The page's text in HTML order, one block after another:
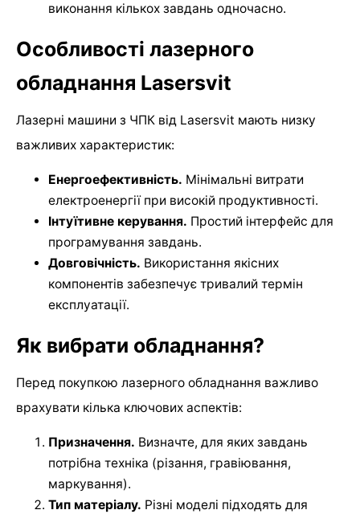
виконання кількох завдань одночасно.
Особливості лазерного
обладнання Lasersvit
Лазерні машини з ЧПК від Lasersvit мають низку
важливих характеристик:
Енергоефективність. Мінімальні витрати
електроенергії при високій продуктивності.
Інтуїтивне керування. Простий інтерфейс для
програмування завдань.
Довговічність. Використання якісних
компонентів забезпечує тривалий термін
експлуатації.
Як вибрати обладнання?
Перед покупкою лазерного обладнання важливо
врахувати кілька ключових аспектів:
Призначення. Визначте, для яких завдань
потрібна техніка (різання, гравіювання,
маркування).
Тип матеріалу. Різні моделі підходять для